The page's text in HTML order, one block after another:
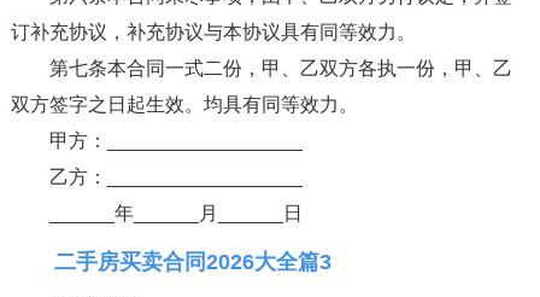
订补充协议，补充协议与本协议具有同等效力。
第七条本合同一式二份，甲、乙双方各执一份，甲、乙
双方签字之日起生效。均具有同等效力。
甲方：__________________
乙方：__________________
______年______月______日
二手房买卖合同2026大全篇3